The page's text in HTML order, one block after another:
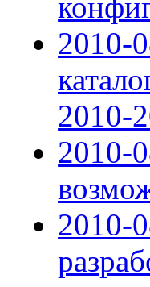
2010-
2010-
2010-
2010-